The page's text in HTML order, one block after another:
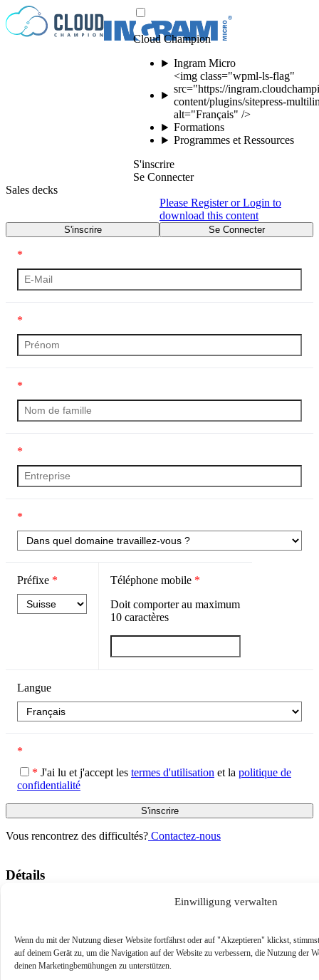
Einwilligung verwalten
Wenn du mit der Nutzung dieser Website fortfährst oder auf "Akzeptieren" klickst,
auf deinem Gerät zu, um die Navigation auf der Website zu verbessern, die Nutzung der
deinen Marketingbemühungen zu unterstützen.
Passer au contenu
Cloud Champion
Ingram Micro
<img class="wpml-ls-flag"
src="https://
content/plugins/sitepress-
alt="Français" />
Formations
Programmes et Ressources
S'inscrire
Se Connecter
Sales decks
Please Register or Login to
download this content
S'inscrire Se Connecter
*
*
*
*
*
Préfixe * Téléphone mobile *
Doit comporter au maximum
10caractères
Langue
*
* J'ai lu et j'accept les termes d'utilisation et la politique de
confidentialité
Vous rencontrez des difficultés? Contactez-nous
Détails